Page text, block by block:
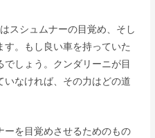
スシュムナーの目覚め、そし
。もし良い車を持っていた
しょう。クンダリーニが目
なければ、その力はどの道
ーを目覚めさせるためのもの